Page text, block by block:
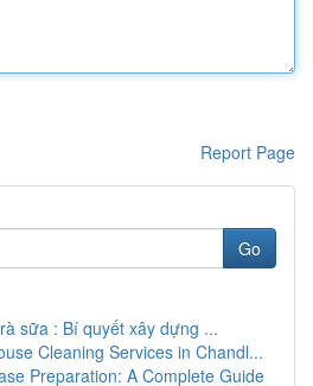
Report Page
Go
sữa : Bí quyết xây dựng ...
Cleaning Services in Chandl...
Preparation: A Complete Guide